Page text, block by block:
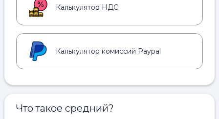
Калькулятор НДС
Калькулятор комиссий Paypal
Что такое средний?